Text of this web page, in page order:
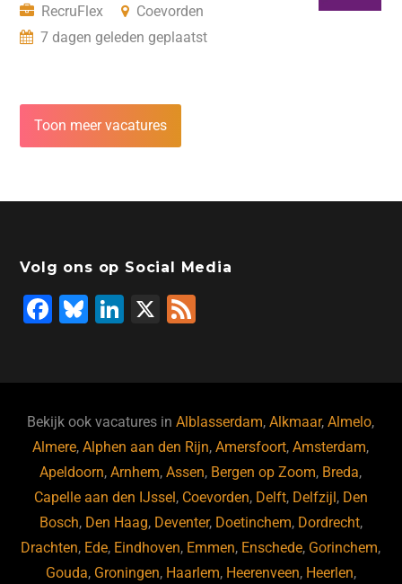
RecruFlex
Coevorden
7 dagen geleden geplaatst
Toon meer vacatures
Volg ons op Social Media
F
b
o
o
k
Bl
ky
Li
dI
n
X
Bekijk ook vacatures inAlblasserdam,Alkmaar,Almelo,
Almere,Alphen aan den Rijn,Amersfoort,Amsterdam,
Apeldoorn,Arnhem,Assen, Bergen op Zoom, Breda,
Capelle aan den IJssel , Coevorden, Delft, Delfzijl , Den
Bosch, Den Haag, Deventer, Doetinchem, Dordrecht,
Drachten, Ede, Eindhoven, Emmen, Enschede, Gorinchem,
Gouda, Groningen, Haarlem, Heerenveen, Heerlen,